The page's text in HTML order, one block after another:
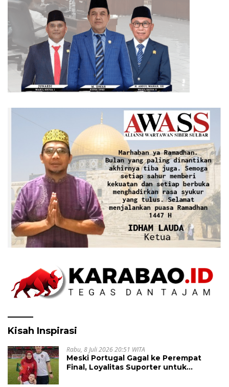
Kisah Inspirasi
Rabu, 8 Juli 2026 20:51 WITA
Meski Portugal Gagal ke Perempat
Final, Loyalitas Suporter untuk